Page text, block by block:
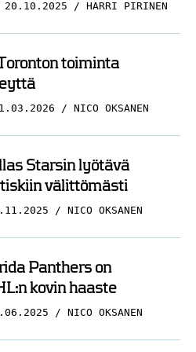
20.10.2025 HARRI PIRINEN
toiminta
NICO OKSANEN
Starsin lyötävä
välittömästi
NICO OKSANEN
Panthers on
kovin haaste
NICO OKSANEN